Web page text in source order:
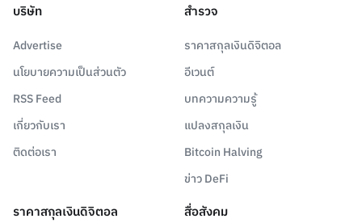
บริษัท
Advertise
นโยบายความเป็นส่วนตัว
RSS Feed
เกี่ยวกับเรา
ติดต่อเรา
สำรวจ
ราคาสกุลเงินดิจิตอล
อีเวนต์
บทความความรู้
แปลงสกุลเงิน
Bitcoin Halving
ข่าว DeFi
ราคาสกุลเงินดิจิตอล สื่อสังคม